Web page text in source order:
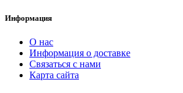
Информация
О нас
Информация о доставке
Связаться с нами
Карта сайта